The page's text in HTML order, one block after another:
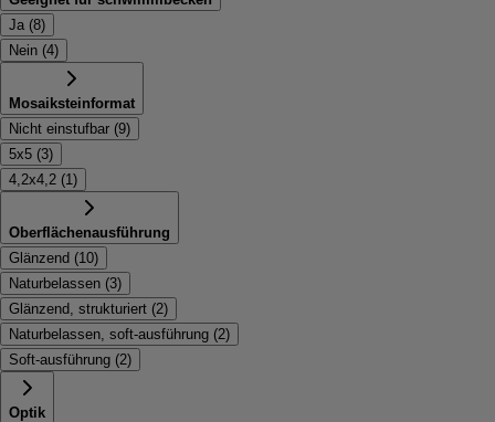
Ja (8)
Nein (4)
Mosaiksteinformat
Nicht einstufbar (9)
5x5 (3)
4,2x4,2 (1)
Oberflächenausführung
Glänzend (10)
Naturbelassen (3)
Glänzend, strukturiert (2)
Naturbelassen, soft-ausführung (2)
Soft-ausführung (2)
Optik